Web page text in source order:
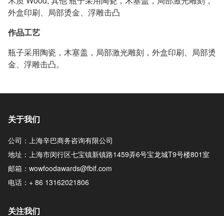
外盒印刷、局部烫金、浮雕击凸
作品工艺
瓶子采用陶瓷，木塞盖，局部激光雕刻，外盒印刷、局部烫
金、浮雕击凸。
关于我们
公司：上海辛巴商务咨询有限公司
地址：上海市闵行区七宝镇新镇路1459弄6号宝龙城T9号楼801室
邮箱：wowfoodawards@fbif.com
电话：+ 86 13162021806
关注我们